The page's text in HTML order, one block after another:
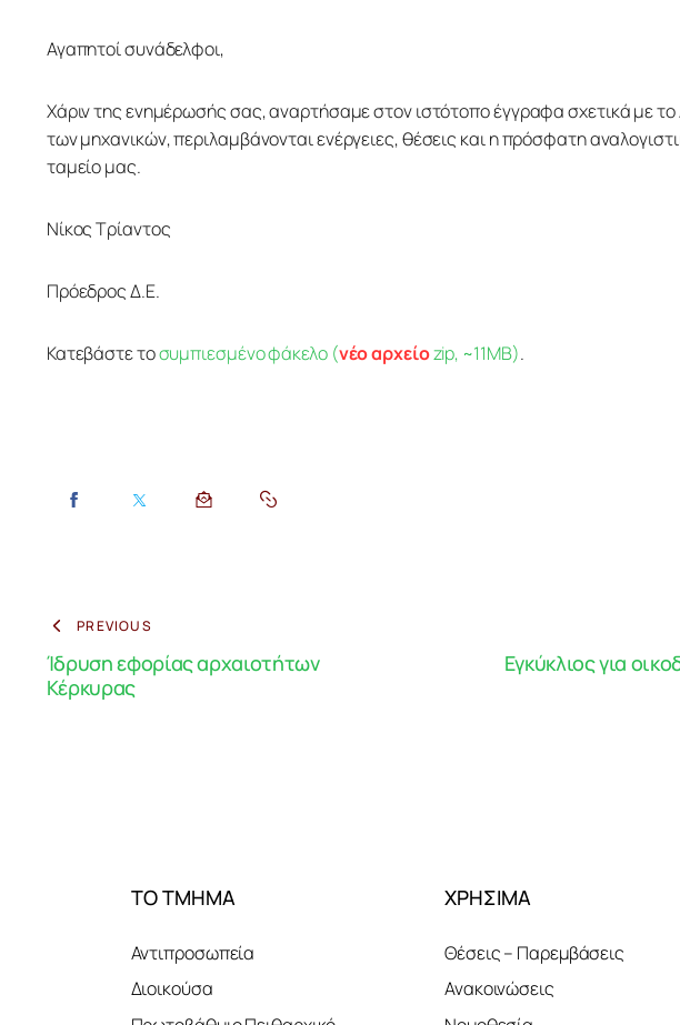
Αγαπητοί συνάδελφοι,
Χάριν της ενημέρωσής σας, αναρτήσαμε στον ιστότοπο έγγραφα σχετικά με
των μηχανικών, περιλαμβάνονται ενέργειες, θέσεις και η πρόσφατη
ταμείο μας.
Νίκος Τρίαντος
Πρόεδρος Δ.Ε.
Κατεβάστε το συμπιεσμένο φάκελο (νέο αρχείο zip, ~11ΜΒ).
PREVIOUS
Ίδρυση εφορίας αρχαιοτήτων
Κέρκυρας
Εγκύκλιος για
ΤΟ ΤΜΗΜΑ
Αντιπροσωπεία
Διοικούσα
ΧΡΗΣΙΜΑ
Θέσεις – Παρεμβάσεις
Ανακοινώσεις